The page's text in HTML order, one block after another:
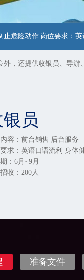
止危险动作 岗位要求：
外，还提供收银员、导
员
容：前台销售 后台服务
求：英语口语流利 身体
：6月~9月
收：200人
准备文件